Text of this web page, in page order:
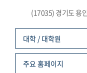
(17035) 경기도 용
대학 / 대학원
주요 홈페이지